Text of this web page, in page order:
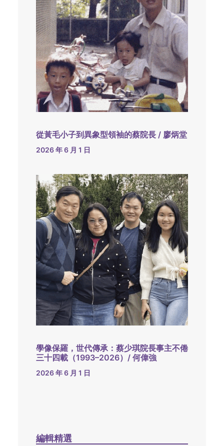
從黃毛小子到異象型領袖的蔡院長 / 廖炳堂
2026 年 6 月 1 日
學像保羅，世代傳承：蔡少琪院長事主不倦
三十四載（1993–2026）/ 何偉強
2026 年 6 月 1 日
編輯精選